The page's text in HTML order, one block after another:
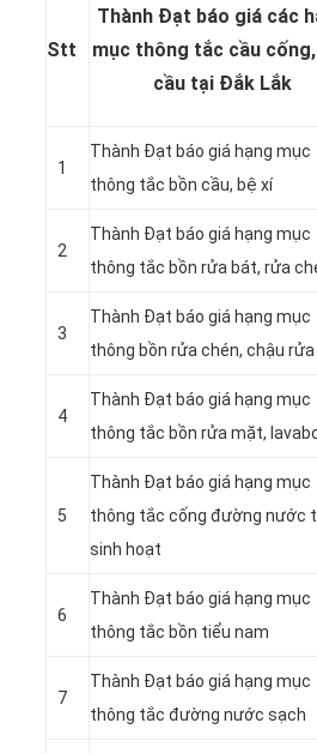
Stt
Thành Đạt báo giá các
mục thông tắc cầu
cầu tại Đắk Lắk
1
Thành Đạt báo giá hạng mục
thông tắc bồn cầu, bệ xí
2
Thành Đạt báo giá hạng mục
thông tắc bồn rửa bát, rửa
3
Thành Đạt báo giá hạng mục
thông bồn rửa chén, chậu
4
Thành Đạt báo giá hạng mục
thông tắc bồn rửa mặt,
5
‎Thành Đạt báo giá hạng mục
thông tắc cống đường nước
sinh hoạt
6
Thành Đạt báo giá hạng mục
thông tắc bồn tiểu nam
7
Thành Đạt báo giá hạng mục
thông tắc đường nước sạch